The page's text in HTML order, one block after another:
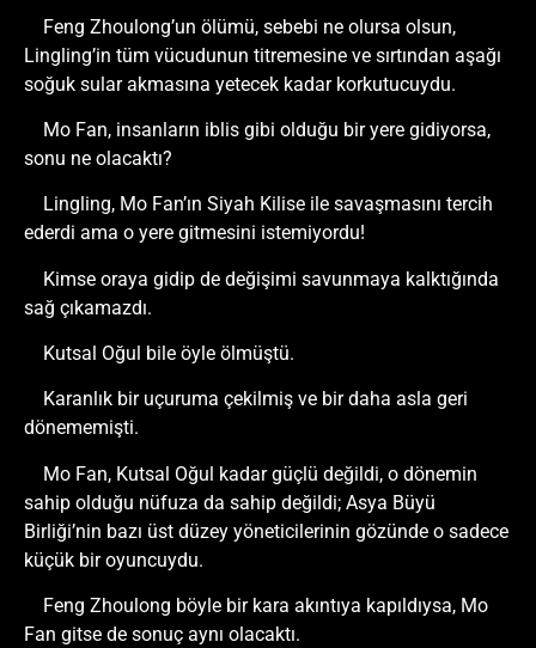
Feng Zhoulong’un ölümü, sebebi ne olursa olsun,
Lingling’in tüm vücudunun titremesine ve sırtından aşağı
soğuk sular akmasına yetecek kadar korkutucuydu.
Mo Fan, insanların iblis gibi olduğu bir yere gidiyorsa,
sonu ne olacaktı?
Lingling, Mo Fan’ın Siyah Kilise ile savaşmasını tercih
ederdi ama o yere gitmesini istemiyordu!
Kimse oraya gidip de değişimi savunmaya kalktığında
sağ çıkamazdı.
Kutsal Oğul bile öyle ölmüştü.
Karanlık bir uçuruma çekilmiş ve bir daha asla geri
dönememişti.
Mo Fan, Kutsal Oğul kadar güçlü değildi, o dönemin
sahip olduğu nüfuza da sahip değildi; Asya Büyü
Birliği’nin bazı üst düzey yöneticilerinin gözünde o sadece
küçük bir oyuncuydu.
Feng Zhoulong böyle bir kara akıntıya kapıldıysa, Mo
Fan gitse de sonuç aynı olacaktı.